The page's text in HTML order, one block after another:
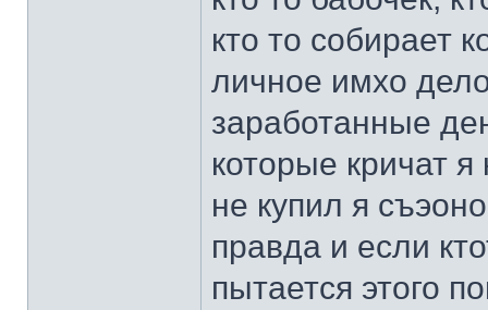
кто то собирает
личное имхо
заработанные
которые кричат я
не купил я
правда и если
пытается этого